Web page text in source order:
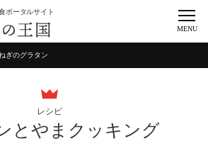
ポータルサイト
MENU
ぎのグラタン
レシピ
とやまクッキング